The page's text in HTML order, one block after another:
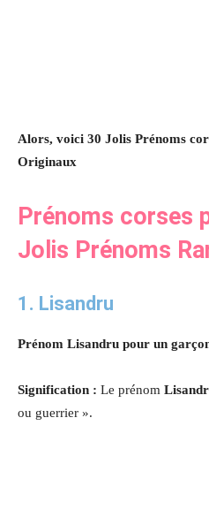
Alors, voici 30 Jolis Prénoms
Originaux
Prénoms corses
Jolis Prénoms
1. Lisandru
Prénom Lisandru pour un
Signification : Le prénom
ou guerrier ».